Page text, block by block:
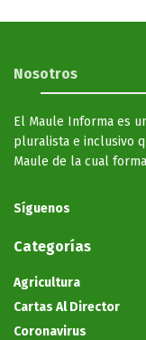
Nosotros
El Maule Informa es
pluralista e inclusivo
Maule de la cual
Síguenos
Categorías
Agricultura
Cartas Al Director
Coronavirus